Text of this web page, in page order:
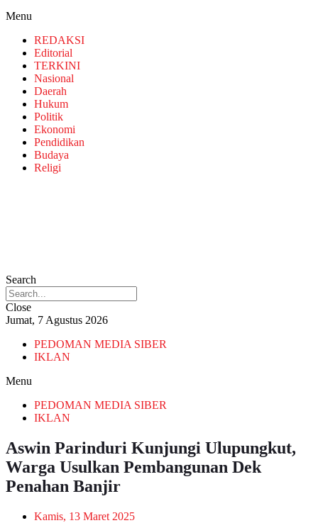
Menu
REDAKSI
Editorial
TERKINI
Nasional
Daerah
Hukum
Politik
Ekonomi
Pendidikan
Budaya
Religi
Search
Close
Jumat, 7 Agustus 2026
PEDOMAN MEDIA SIBER
IKLAN
Menu
PEDOMAN MEDIA SIBER
IKLAN
Aswin Parinduri Kunjungi Ulupungkut,
Warga Usulkan Pembangunan Dek
Penahan Banjir
Kamis, 13 Maret 2025